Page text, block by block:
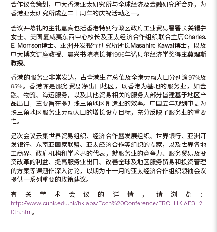
合作议会策划，中大香港亚太研究所与全球经济及金融研究所合办，为
香港亚太研究所成立二十周年的庆祝活动之一。
会议开幕礼的主礼嘉宾包括香港特别行政区政府工业贸易署署长关锡宁
女士、美国夏威夷东西中心校长及亚太经济合作组织联合主席Charles.
E. Morrison博士、亚洲开发银行研究所所长Masahiro Kawai博士， 以及
中大博文讲座教授、晨兴书院院长兼1996年诺贝尔经济学奖得主莫理斯
教授。
香港的服务业非常发达，占全港生产总值及全港劳动人口分别逾97%及
95%。香港亦是服务贸易净出口地区，以香港为基地的服务业，如金
融、物流、海运服务，以及其他贸易相关的服务大部分皆建基于地区产
品出口，主要旨在提升珠三角地区制造业的效率。中国五年规划中更为
珠三角地区服务业劳动人口的增长设立目标，充分反映了服务业的重要
性。
是次会议云集世界贸易组织、经济合作暨发展组织、世界银行、亚洲开
发银行、东南亚国家联盟、亚太经济合作等组织的专家，以及世界各地
工商界、政府机构和学术界的代表，就服务业的竞争力、服务贸易及投
资改革的利益、提高服务业出口、改善全球及地区服务贸易和投资管理
的方案等课题作深入讨论，以期为十一月的亚太经济合作组织领袖会议
提供一系列重要的政策建议。
有关学术会议的详情，请浏览：
http://www.cuhk.edu.hk/hkiaps/Econ%20Conference/ERC_HKIAPS_2
0th.htm。